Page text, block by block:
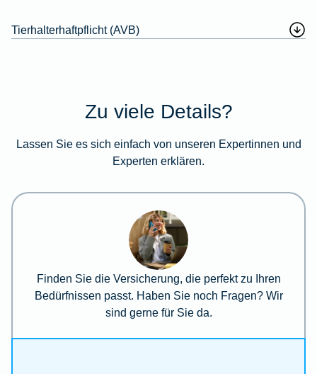
Tierhalterhaftpflicht (AVB)
Zu viele Details?
Lassen Sie es sich einfach von unseren Expertinnen und
Experten erklären.
Finden Sie die Versicherung, die perfekt zu Ihren
Bedürfnissen passt. Haben Sie noch Fragen? Wir
sind gerne für Sie da.